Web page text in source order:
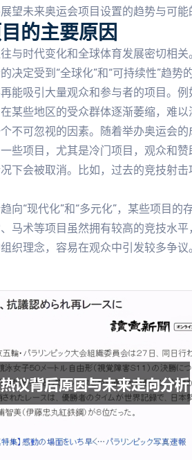
望未来奥运会项目设置的趋势与可能
的主要原因
与时代变化和全球体育发展密切相
决定受到“全球化”和“可持续性”趋
能吸引大量观众和参与者的项目。
某些地区的受众群体逐渐萎缩，难以
不可忽视的因素。随着举办奥运会
些项目，尤其是冷门项目，观众和
下会被取消。比如，过去的竞技射
向“现代化”和“多元化”，某些项目
马术等项目虽然拥有较高的竞技水
织理念，容易在观众中引发较多争议